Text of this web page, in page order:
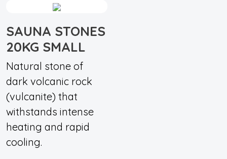
SAUNA STONES
20KG SMALL
Natural stone of
dark volcanic rock
(vulcanite) that
withstands intense
heating and rapid
cooling.